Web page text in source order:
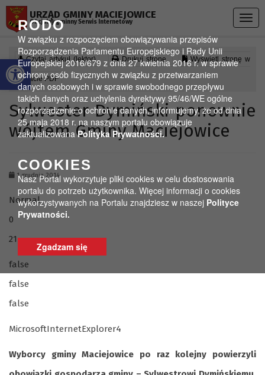
Otwórz pasek narzędzi
RODO
W związku z rozpoczęciem obowiązywania przepisów
Rozporządzenia Parlamentu Europejskiego i Rady Unii
Europejskiej 2016/679 z dnia 27 kwietnia 2016 r. w sprawie
ochrony osób fizycznych w związku z przetwarzaniem
danych osobowych i w sprawie swobodnego przepływu
takich danych oraz uchylenia dyrektywy 95/46/WE ogólne
rozporządzenie o ochronie danych, informujemy, że od dnia
25 maja 2018 r. na naszym portalu obowiązuje
zaktualizowanaPolityka Prywatności.
COOKIES
Nasz Portal wykorzytuje pliki cookies w celu dostosowania
portalu do potrzeb użytkownika. Więcej informacji o cookies
wykorzystywanych na Portalu znajdziesz w naszej Polityce
Prywatności.
Zgadzam się
URZĄD GMINY MACIEJOWICE
Oficjalny gminny Serwis Internetowy
Czytaj artykuł (lektor) Drukuj stronę Wyświetl stronę w
formacie PDF
Sylwester Dymiński ponownie
wójtem Gminy Maciejowice
1 grudnia 2014
Normal
0
21
false
false
false
MicrosoftInternetExplorer4
Wyborcy gminy Maciejowice po raz kolejny powierzyli